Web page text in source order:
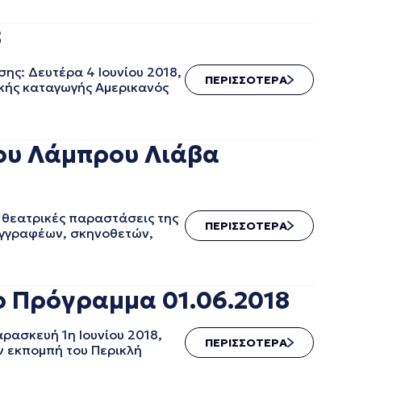
Δευτέρα 4 Ιουνίου 2018,
καταγωγής Αμερικανός
ΠΕΡΙΣΣΟΤΕΡΑ
Λάμπρου Λιάβα
παραστάσεις της
σκηνοθετών,
ΠΕΡΙΣΣΟΤΕΡΑ
Πρόγραμμα 01.06.2018
1η Ιουνίου 2018,
του Περικλή
ΠΕΡΙΣΣΟΤΕΡΑ